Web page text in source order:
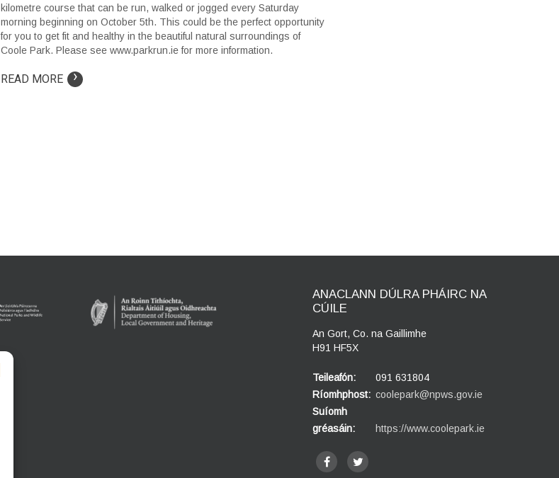
kilometre course that can be run, walked or jogged every Saturday
morning beginning on October 5th. This could be the perfect opportunity
for you to get fit and healthy in the beautiful natural surroundings of
Coole Park. Please see www.parkrun.ie for more information.
READ MORE ›
ANACLANN DÚLRA PHÁIRC NA
CÚILE
An Gort, Co. na Gaillimhe
H91 HF5X
Teileafón:
091 631804
Ríomhphost: coolepark@npws.gov.ie
Suíomh
gréasáin:
https://www.coolepark.ie